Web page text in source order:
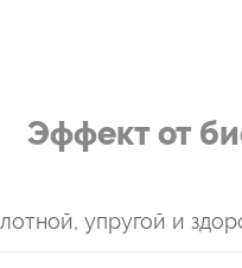
Эффект от
упругой и